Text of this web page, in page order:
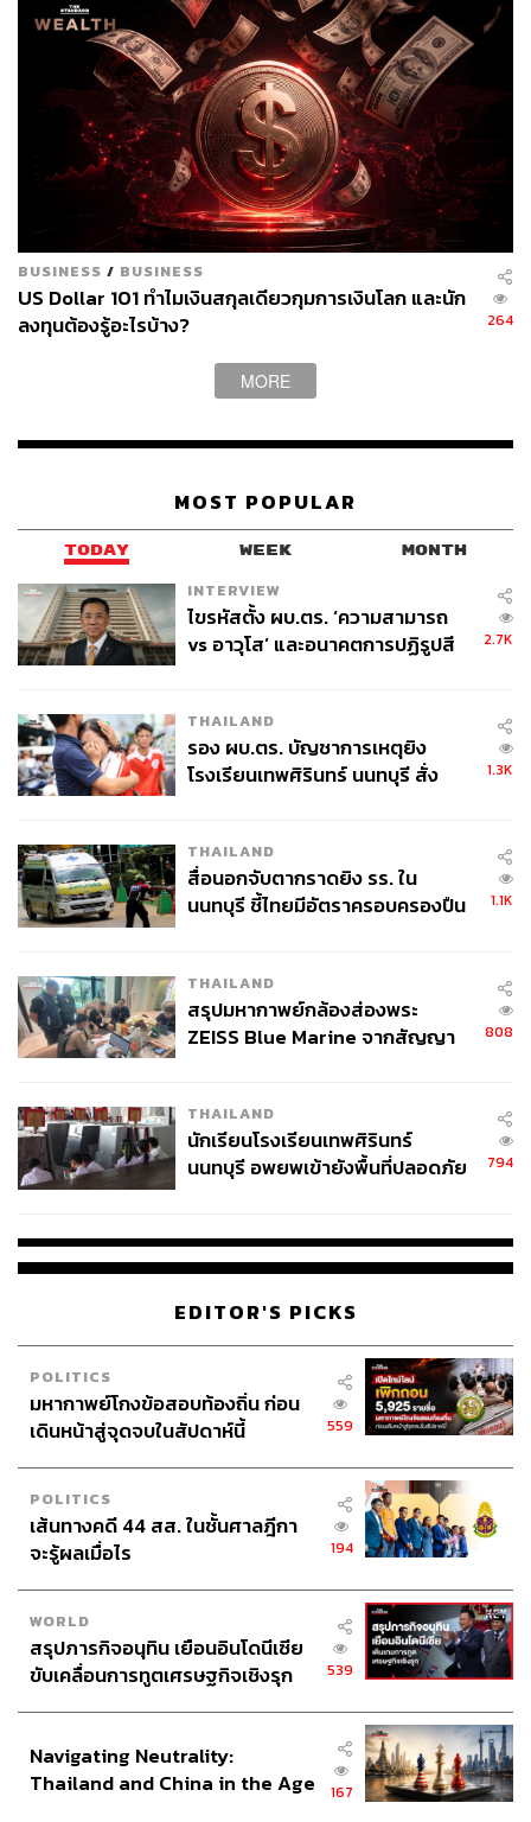
พูนกล่าวต่อว่า สำหรับแนวโน้มของค่าเงินบาท โมเมนตัม
การอ่อนค่าของเงินบาท (USDTHB) กลับมามีกำลังมากขึ้น
อย่างชัดเจน หลังการอ่อนค่าต่อเนื่องของเงินบาทจนเข้าใกล้
โซนแนวต้าน 32.80 บาทต่อดอลลาร์ และเมื่อประเมินจาก
ภาวะปิดรับความเสี่ยงของตลาดการเงินโดยรวม ท่ามกลาง
ความกังวลต่อแนวโน้มสถานการณ์การสู้รบใน
ตะวันออกกลาง ทำให้ เรามองว่า ในช่วงระหว่างวัน เงินบาท
เสี่ยงเผชิญแรงกดดันฝั่งอ่อนค่าเพิ่มเติม และอาจกลับมาอ่อน
ค่าแถวโซนแนวต้าน 32.80 บาทต่อดอลลาร์ ได้ (ซึ่งจะเปิด
โอกาสให้เงินบาทสามารถอ่อนค่าเพิ่มเติมทดสอบโซนแนว
ต้านสำคัญ 33.00 บาทต่อดอลลาร์) หากบรรดานักลงทุนต่าง
ชาติกลับมาขายสินทรัพย์ไทยเพิ่มเติม ทว่าการอ่อนค่าของ
เงินบาทอาจถูกชะลอลงบ้าง ตามแรงขายเงินดอลลาร์จากฝั่งผู้
ทั้งนี้ เราขอเน้นย้ำว่า เงินบาทยังมีความเสี่ยง Two-Way Risk
หรือพร้อมเคลื่อนไหวได้ทั้งสองทิศทาง ขึ้นกับพัฒนาการของ
สถานการณ์ในตะวันออกกลาง ทำให้เราขอย้ำมุมมองเดิมว่า
ผู้เล่นในตลาดควรใช้การประเมินสถานการณ์แบบ Scenario
Analysis และควรใช้กลยุทธ์ Options เพื่อช่วยเพิ่ม
ในช่วงที่ตลาดการเงินผันผวนสูง
“อนึ่ง เรามองว่า ควรระวัง ความผันผวนในช่วงตลาดทยอยรับ
รู้ผลการประชุมของบรรดาธนาคารกลาง โดยเฉพาะในส่วน
โซนที่ทางการญี่ปุ่นได้เคยเข้าแทรกแซงก่อนหน้า ซึ่งทำให้
เงินเยนญี่ปุ่นเสี่ยงผันผวนแบบ Two-Way Risk เช่นกัน โดยเงิน
เยนญี่ปุ่นอาจอ่อนค่าลงต่อทะลุโซน 160 เยนต่อดอลลาร์ หาก
ขึ้นดอกเบี้ย หรือไม่ได้แสดงความกังวลต่อแนวโน้มการอ่อน
ค่าของเงินเยนญี่ปุ่นในช่วงที่ผ่านมา ในทางกลับกัน เงินเยน
ญี่ปุ่นอาจแข็งค่าขึ้นบ้าง หรืออย่างน้อยชะลอการอ่อนค่าลง
หาก BOJ ย้ำจุดยืนพร้อมเดินหน้าทยอยขึ้นดอกเบี้ย แต่อาจรอ
ความกังวลต่อผลกระทบของการอ่อนค่าของเงินเยนญี่ปุ่นใน
ช่วงที่ผ่านมา”
ผ่านแอปพลิเคชันต่างๆ ที่คุณสะดวกหรือใช้งานอยู่แล้วได้เลย
TAGS: เงินบาท Israel
Krungthai Global Markets
ธนาคารกลางสหรัฐฯ (Fed)
Federal Reserve
Middle East
เงินเฟ้อ
Jerome Powell
FOMC ทองคำ Iran
ABOUT THE AUTHOR
BUSINESS / BUSINESS
US Dollar 101 ทำไมเงินสกุลเดียวกุมการเงินโลก และนัก
ลงทุนต้องรู้อะไรบ้าง?
264
MORE
MOST POPULAR
TODAY WEEK MONTH
INTERVIEW
ไขรหัสตั้ง ผบ.ตร. ‘ความสามารถ
vs อาวุโส’ และอนาคตการปฏิรูปสี
2.7K
THAILAND
รอง ผบ.ตร. บัญชาการเหตุยิง
โรงเรียนเทพศิรินทร์ นนทบุรี สั่ง
1.3K
THAILAND
สื่อนอกจับตากราดยิง รร. ใน
นนทบุรี ชี้ไทยมีอัตราครอบครองปืน
1.1K
THAILAND
สรุปมหากาพย์กล้องส่องพระ
ZEISS Blue Marine จากสัญญา
จ่ายหนี้-แอบระบุแบรนด์
808
THAILAND
นักเรียนโรงเรียนเทพศิรินทร์
นนทบุรี อพยพเข้ายังพื้นที่ปลอดภัย
794
EDITOR'S PICKS
POLITICS
มหากาพย์โกงข้อสอบท้องถิ่น ก่อน
เดินหน้าสู่จุดจบในสัปดาห์นี้
559
POLITICS
เส้นทางคดี 44 สส. ในชั้นศาลฎีกา
จะรู้ผลเมื่อไร
194
WORLD
สรุปภารกิจอนุทิน เยือนอินโดนีเซีย
ขับเคลื่อนการทูตเศรษฐกิจเชิงรุก
539
Navigating Neutrality:
Thailand and China in the Age
167